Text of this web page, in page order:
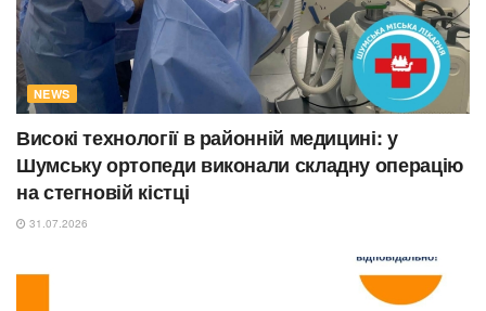
NEWS
Високі технології в районній медицині: у
Шумську ортопеди виконали складну операцію
на стегновій кістці
31.07.2026